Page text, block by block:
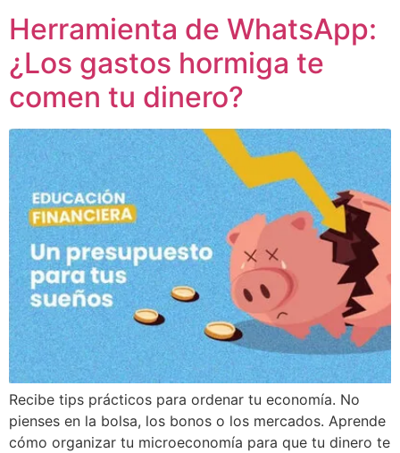
Herramienta de WhatsApp:
¿Los gastos hormiga te
comen tu dinero?
Recibe tips prácticos para ordenar tu economía. No
pienses en la bolsa, los bonos o los mercados. Aprende
cómo organizar tu microeconomía para que tu dinero te